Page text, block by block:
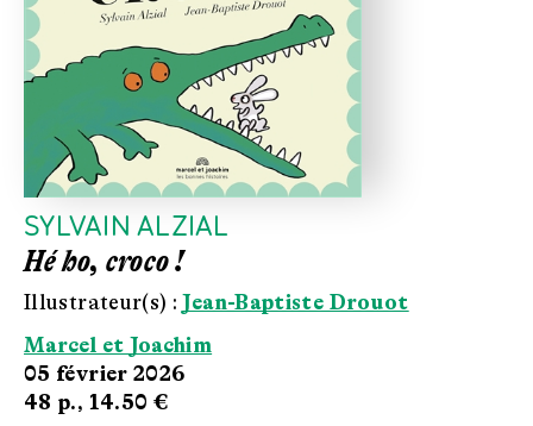
SYLVAIN ALZIAL
Hé ho, croco !
Illustrateur(s) :Jean-Baptiste Drouot
Marcel et Joachim
05 février 2026
48 p., 14.50 €